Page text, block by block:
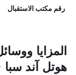
رقم مكتب الاستقبال
المزايا
هوتل آند سبا